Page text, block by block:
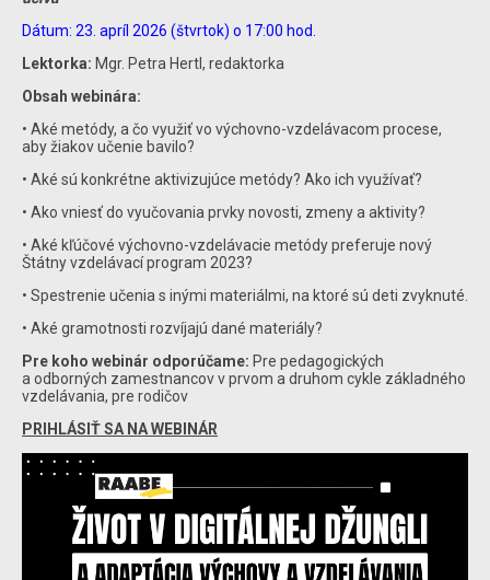
Dátum: 23. apríl 2026 (štvrtok) o 17:00 hod.
Lektorka: Mgr. Petra Hertl, redaktorka
Obsah webinára:
• Aké metódy, a čo využiť vo výchovno-vzdelávacom procese,
aby žiakov učenie bavilo?
• Aké sú konkrétne aktivizujúce metódy? Ako ich využívať?
• Ako vniesť do vyučovania prvky novosti, zmeny a aktivity?
• Aké kľúčové výchovno-vzdelávacie metódy preferuje nový
Štátny vzdelávací program 2023?
• Spestrenie učenia s inými materiálmi, na ktoré sú deti zvyknuté.
• Aké gramotnosti rozvíjajú dané materiály?
Pre koho webinár odporúčame: Pre pedagogických
a odborných zamestnancov v prvom a druhom cykle základného
vzdelávania, pre rodičov
PRIHLÁSIŤ SA NA WEBINÁR